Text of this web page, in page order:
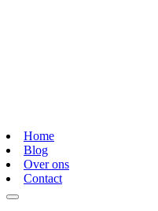
Home
Blog
Over ons
Contact